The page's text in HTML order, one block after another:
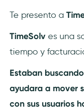
Te presento a
TimeSolv es una
tiempo y
Estaban
ayudara a mover
con sus usuarios